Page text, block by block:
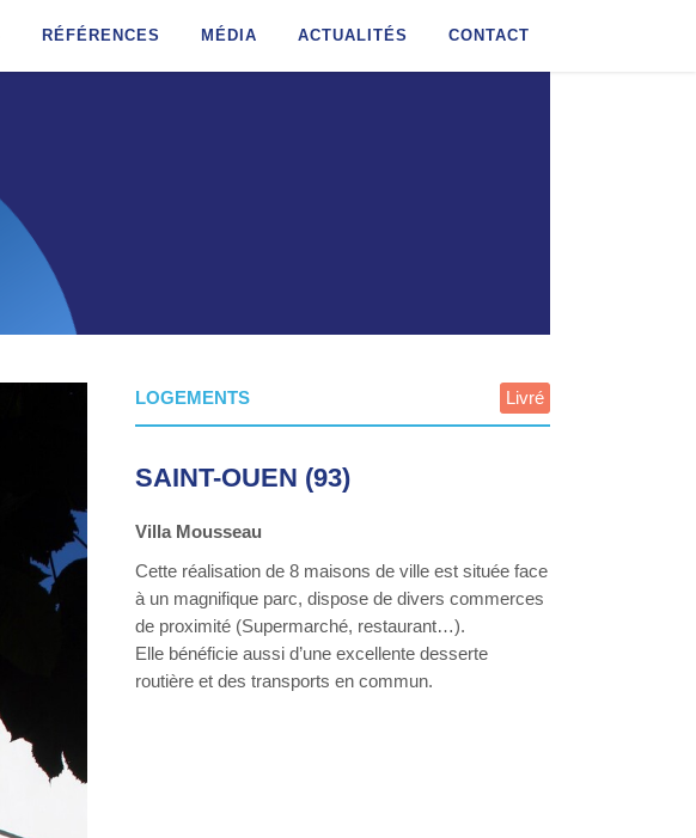
RÉFÉRENCES MÉDIA ACTUALITÉS CONTACT
LOGEMENTS Livré
SAINT-OUEN (93)
Villa Mousseau
Cette réalisation de 8 maisons de ville est située face
à un magnifique parc, dispose de divers commerces
de proximité (Supermarché, restaurant…).
Elle bénéficie aussi d’une excellente desserte
routière et des transports en commun.